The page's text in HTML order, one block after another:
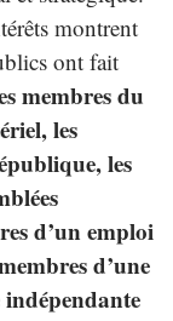
montrent
ont fait
membres du
les
les
d’un emploi
d’une